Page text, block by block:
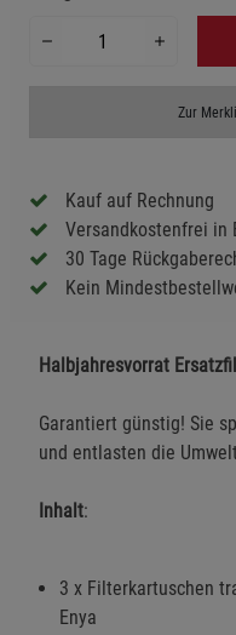
Zur
Kauf auf Rechnung
Versandkostenfrei in
30 Tage
Kein
Halbjahresvorrat
Garantiert günstig! Sie
und entlasten die
Inhalt:
3 x Filterkartuschen
Enya